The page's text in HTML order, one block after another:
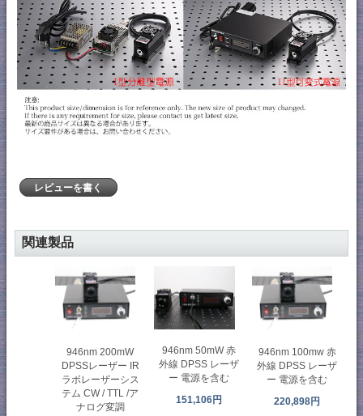
レビューを書く
関連製品
946nm 200mW
DPSSレーザー IR
ラボレーザーシス
テム CW / TTL /ア
ナログ変調
946nm 50mW 赤
外線 DPSS レーザ
ー 電源を含む
151,106円
946nm 100mw 赤
外線 DPSS レーザ
ー 電源を含む
220,898円